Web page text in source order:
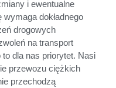
i ewentualne
wymaga dokładnego
drogowych
na transport
dla nas priorytet. Nasi
przewozu ciężkich
przechodzą